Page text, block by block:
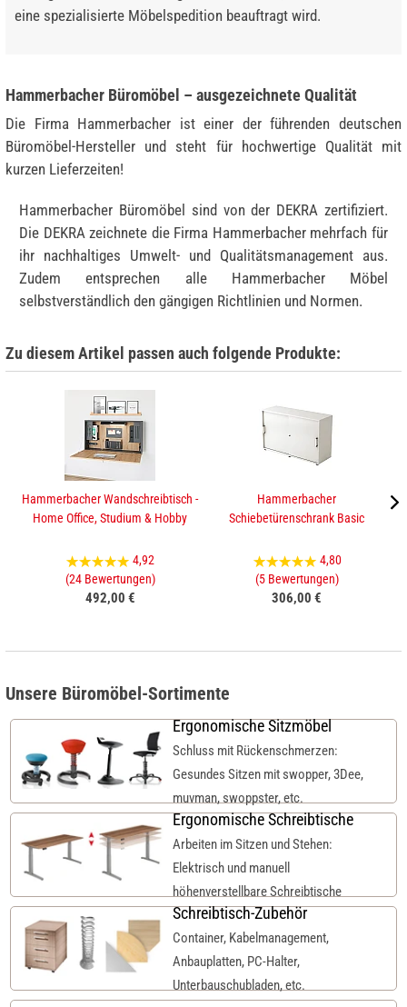
eine spezialisierte Möbelspedition beauftragt wird.
Hammerbacher Büromöbel – ausgezeichnete Qualität
Die Firma Hammerbacher ist einer der führenden deutschen
Büromöbel-Hersteller und steht für hochwertige Qualität mit
kurzen Lieferzeiten!
Hammerbacher Büromöbel sind von der DEKRA zertifiziert.
Die DEKRA zeichnete die Firma Hammerbacher mehrfach für
ihr nachhaltiges Umwelt- und Qualitätsmanagement aus.
Zudem entsprechen alle Hammerbacher Möbel
selbstverständlich den gängigen Richtlinien und Normen.
Zu diesem Artikel passen auch folgende Produkte:
Hammerbacher Wandschreibtisch -
Home Office, Studium & Hobby
4,92
(24 Bewertungen)
492,00 €
Hammerbacher
Schiebetürenschrank Basic
4,80
(5 Bewertungen)
306,00 €
Unsere Büromöbel-Sortimente
Ergonomische Sitzmöbel
Schluss mit Rückenschmerzen:
Gesundes Sitzen mit swopper, 3Dee,
muvman, swoppster, etc.
Ergonomische Schreibtische
Arbeiten im Sitzen und Stehen:
Elektrisch und manuell
höhenverstellbare Schreibtische
Schreibtisch-Zubehör
Container, Kabelmanagement,
Anbauplatten, PC-Halter,
Unterbauschubladen, etc.